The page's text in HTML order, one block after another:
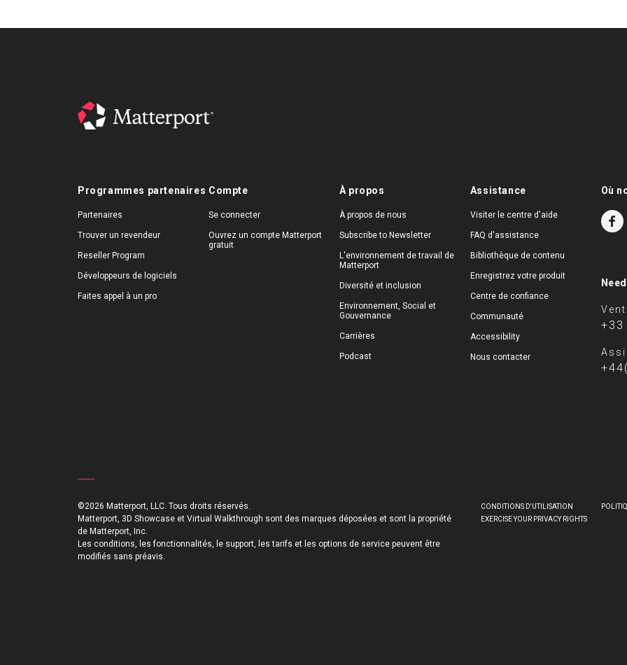
Programmes partenaires
Partenaires
Trouver un revendeur
Reseller Program
Développeurs de logiciels
Faites appel à un pro
Compte
Se connecter
Ouvrez un compte Matterport
gratuit
À propos
À propos de nous
Subscribe to Newsletter
L'environnement de travail de
Matterport
Diversité et inclusion
Environnement, Social et
Gouvernance
Carrières
Podcast
Assistance
Visiter le centre d'aide
FAQ d'assistance
Bibliothèque de contenu
Enregistrez votre produit
Centre de confiance
Communauté
Accessibility
Nous contacter
Où
©2026 Matterport, LLC. Tous droits réservés.
Matterport, 3D Showcase et Virtual Walkthrough sont des marques déposées et sont la propriété
de Matterport, Inc.
Les conditions, les fonctionnalités, le support, les tarifs et les options de service peuvent être
modifiés sans préavis.
CONDITIONS D'UTILISATION
EXERCISE YOUR PRIVACY RIGHTS